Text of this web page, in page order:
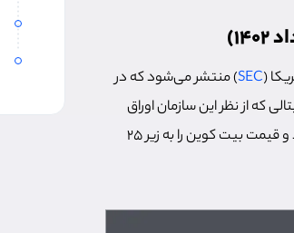
(
SEC) منتشر می‌شود که در
که از نظر این سازمان اوراق
بهادار هستند شکایت کرد. این خبر منجر به شدت گرفتن ریزش ارزهای دیجیتال امروز شد و قیمت بیت کوین را به زیر 25